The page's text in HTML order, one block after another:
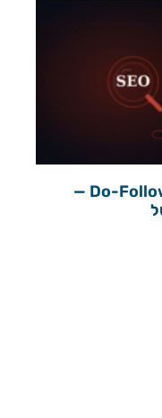
פרסום כתבת SEO עם קישור Do-Follow —